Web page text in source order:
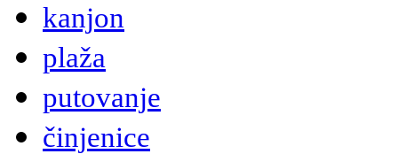
kanjon
plaža
putovanje
činjenice